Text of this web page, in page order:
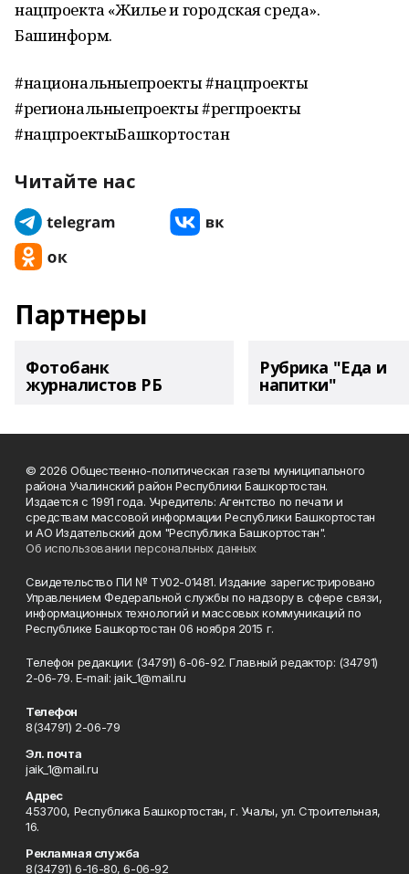
нацпроекта «Жилье и городская среда».
Башинформ.
#национальныепроекты #нацпроекты
#региональныепроекты #регпроекты
#нацпроектыБашкортостан
Читайте нас
Партнеры
Фотобанк
журналистов РБ
Рубрика "Еда и
напитки"
© 2026 Общественно-политическая газеты муниципального
района Учалинский район Республики Башкортостан.
Издается с 1991 года. Учредитель: Агентство по печати и
средствам массовой информации Республики Башкортостан
и АО Издательский дом "Республика Башкортостан".
Об использовании персональных данных
Свидетельство ПИ № ТУ02-01481. Издание зарегистрировано
Управлением Федеральной службы по надзору в сфере связи,
информационных технологий и массовых коммуникаций по
Республике Башкортостан 06 ноября 2015 г.
Телефон редакции: (34791) 6-06-92. Главный редактор: (34791)
2-06-79. Е-mаil: jaik_1@mail.ru
Телефон
8(34791) 2-06-79
Эл. почта
jaik_1@mail.ru
Адрес
453700, Республика Башкортостан, г. Учалы, ул. Строительная,
16.
Рекламная служба
8(34791) 6-16-80, 6-06-92